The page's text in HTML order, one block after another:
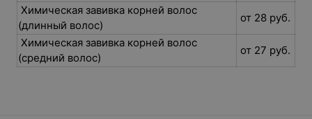
Химическая завивка корней волос
(длинный волос)
от 28 руб.
Химическая завивка корней волос
(средний волос)
от 27 руб.